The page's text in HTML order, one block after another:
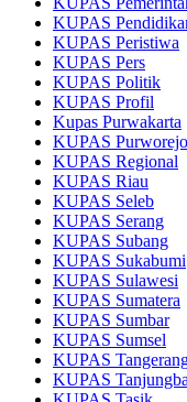
KUPAS
KUPAS Peristiwa
KUPAS Pers
KUPAS Politik
KUPAS Profil
Kupas Purwakarta
KUPAS Purworejo
KUPAS Regional
KUPAS Riau
KUPAS Seleb
KUPAS Serang
KUPAS Subang
KUPAS Sukabumi
KUPAS Sulawesi
KUPAS Sumatera
KUPAS Sumbar
KUPAS Sumsel
KUPAS
KUPAS